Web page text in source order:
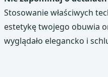
Stosowanie właściwych
estetykę twojego obuwia
wyglądało elegancko i